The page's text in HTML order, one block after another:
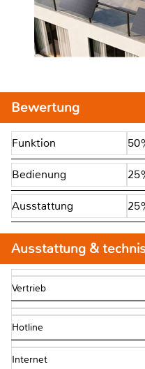
Bewertung
Funktion
Bedienung
Ausstattung
Ausstattung &
Vertrieb
Hotline
Internet